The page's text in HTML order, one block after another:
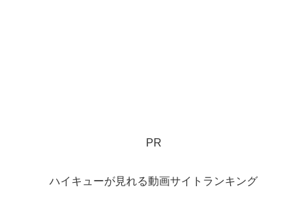
PR
ハイキューが見れる動画サイトランキング